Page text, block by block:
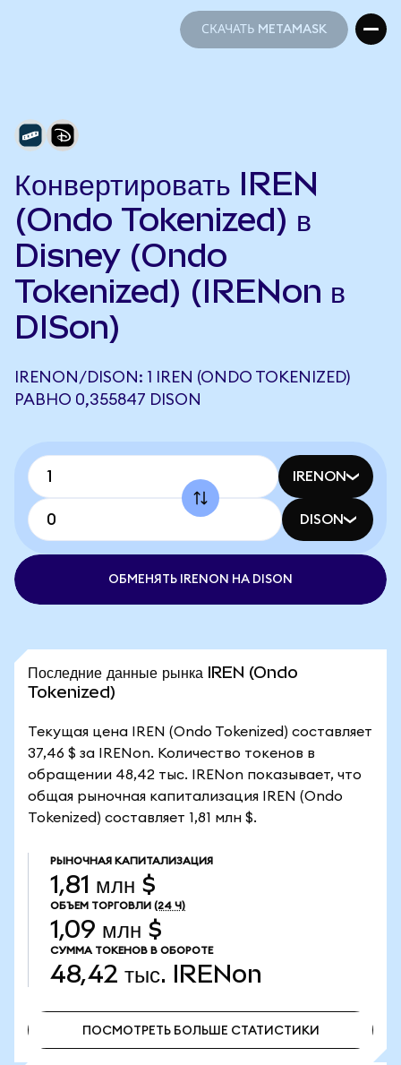
СКАЧАТЬ METAMASK
Конвертировать IREN
(Ondo Tokenized) в
Disney (Ondo
Tokenized) (IRENon в
DISon)
IRENON/DISON: 1 IREN (ONDO TOKENIZED)
РАВНО 0,355847 DISON
IRENON
DISON
ОБМЕНЯТЬ IRENON НА DISON
Последние данные рынка IREN (Ondo
Tokenized)
Текущая цена IREN (Ondo Tokenized) составляет
37,46 $ за IRENon. Количество токенов в
обращении 48,42 тыс. IRENon показывает, что
общая рыночная капитализация IREN (Ondo
Tokenized) составляет 1,81 млн $.
РЫНОЧНАЯ КАПИТАЛИЗАЦИЯ
1,81 млн $
ОБЪЕМ ТОРГОВЛИ (24 Ч)
1,09 млн $
СУММА ТОКЕНОВ В ОБОРОТЕ
48,42 тыс. IRENon
ПОСМОТРЕТЬ БОЛЬШЕ СТАТИСТИКИ